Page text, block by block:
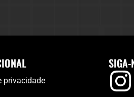
privacidade
SIGA-